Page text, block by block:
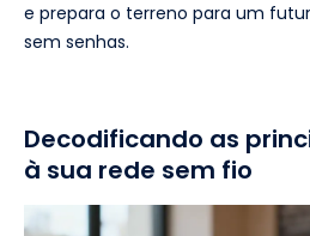
e prepara o terreno para um
sem senhas.
Decodificando as
à sua rede sem fio